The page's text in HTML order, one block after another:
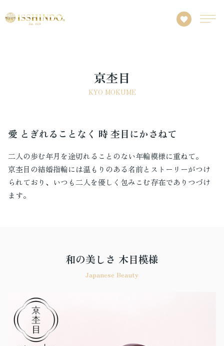
京杢目
KYO MOKUME
愛 とぎれることなく 時 杢目にかさねて
二人の歩む年月を途切れることのない年輪模様に重ねて。
京杢目の結婚指輪には温もりのある名前とストーリーがつけ
られており、いつも二人を優しく包みこむ存在でありつづけ
ます。
和の美しさ 木目模様
Japanese Beauty